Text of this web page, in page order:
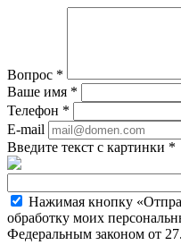
Вопрос *
Ваше имя *
Телефон *
E-mail
Введите текст с картинки *
Нажимая кнопку
обработку моих
Федеральным законом от